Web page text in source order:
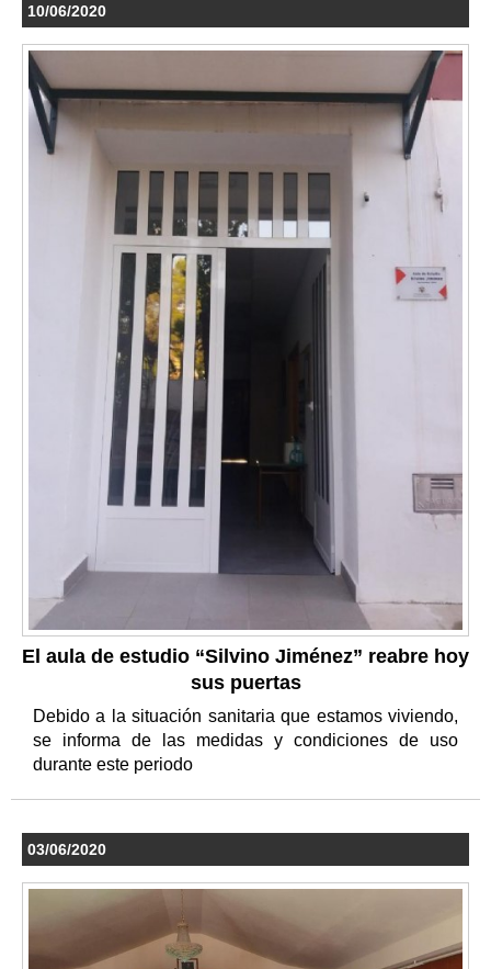
10/06/2020
El aula de estudio “Silvino Jiménez” reabre hoy
sus puertas
Debido a la situación sanitaria que estamos viviendo,
se informa de las medidas y condiciones de uso
durante este periodo
03/06/2020